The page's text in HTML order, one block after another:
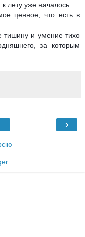
лету уже началось.
ценное, что есть в
тишину и умение тихо
за которым
›
.